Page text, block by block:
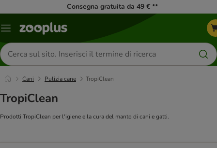
Consegna gratuita da 49 € **
Overview
Cerca
prodotti
Cani Pulizia cane TropiClean
TropiClean
Prodotti TropiClean per l'igiene e la cura del manto di cani e gatti.